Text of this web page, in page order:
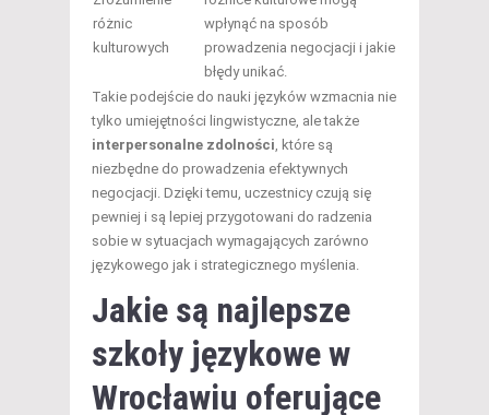
różnic
kulturowych
wpłynąć na sposób
prowadzenia negocjacji i jakie
błędy unikać.
Takie podejście do nauki języków wzmacnia nie
tylko umiejętności lingwistyczne, ale także
interpersonalne zdolności, które są
niezbędne do prowadzenia efektywnych
negocjacji. Dzięki temu, uczestnicy czują się
pewniej i są lepiej przygotowani do radzenia
sobie w sytuacjach wymagających zarówno
językowego jak i strategicznego myślenia.
Jakie są najlepsze
szkoły językowe w
Wrocławiu oferujące